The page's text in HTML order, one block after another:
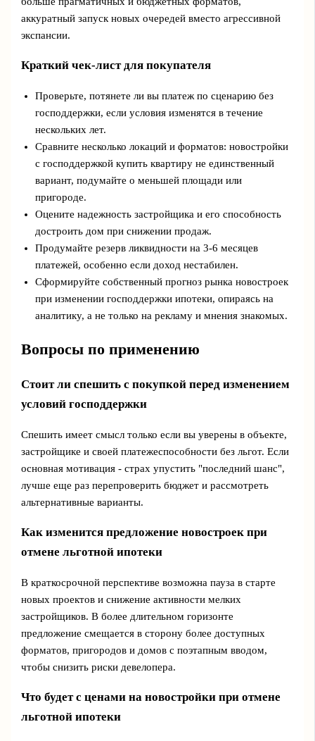
аккуратный запуск новых очередей вместо агрессивной
экспансии.
Краткий чек-лист для покупателя
Проверьте, потянете ли вы платеж по сценарию без
господдержки, если условия изменятся в течение
нескольких лет.
Сравните несколько локаций и форматов: новостройки
с господдержкой купить квартиру не единственный
вариант, подумайте о меньшей площади или
пригороде.
Оцените надежность застройщика и его способность
достроить дом при снижении продаж.
Продумайте резерв ликвидности на 3-6 месяцев
платежей, особенно если доход нестабилен.
Сформируйте собственный прогноз рынка новостроек
при изменении господдержки ипотеки, опираясь на
аналитику, а не только на рекламу и мнения знакомых.
Вопросы по применению
Стоит ли спешить с покупкой перед изменением
условий господдержки
Спешить имеет смысл только если вы уверены в объекте,
застройщике и своей платежеспособности без льгот. Если
основная мотивация - страх упустить "последний шанс",
лучше еще раз перепроверить бюджет и рассмотреть
альтернативные варианты.
Как изменится предложение новостроек при
отмене льготной ипотеки
В краткосрочной перспективе возможна пауза в старте
новых проектов и снижение активности мелких
застройщиков. В более длительном горизонте
предложение смещается в сторону более доступных
форматов, пригородов и домов с поэтапным вводом,
чтобы снизить риски девелопера.
Что будет с ценами на новостройки при отмене
льготной ипотеки